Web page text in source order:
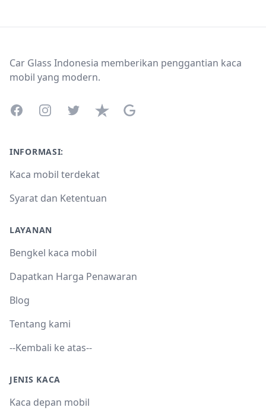
Car Glass Indonesia memberikan penggantian kaca
mobil yang modern.
FacebookInstagramTwitterTrustpilotGoogle Business Profile
INFORMASI:
Kaca mobil terdekat
Syarat dan Ketentuan
LAYANAN
Bengkel kaca mobil
Dapatkan Harga Penawaran
Blog
Tentang kami
--Kembali ke atas--
JENIS KACA
Kaca depan mobil